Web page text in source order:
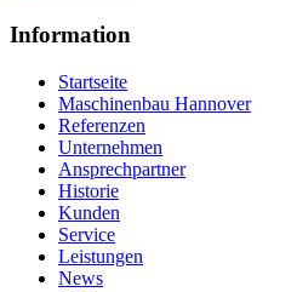
Information
Startseite
Maschinenbau Hannover
Referenzen
Unternehmen
Ansprechpartner
Historie
Kunden
Service
Leistungen
News